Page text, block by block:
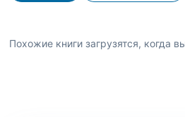
Похожие книги загрузятся, когда